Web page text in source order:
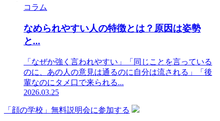
コラム
なめられやすい人の特徴とは？原因は姿勢
と...
「なぜか強く言われやすい」「同じことを言っている
のに、あの人の意見は通るのに自分は流される」「後
輩なのにタメ口で来られる...
2026.03.25
「顔の学校」無料説明会に参加する